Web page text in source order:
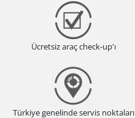
Ücretsiz araç check-up'ı
Türkiye genelinde servis noktaları